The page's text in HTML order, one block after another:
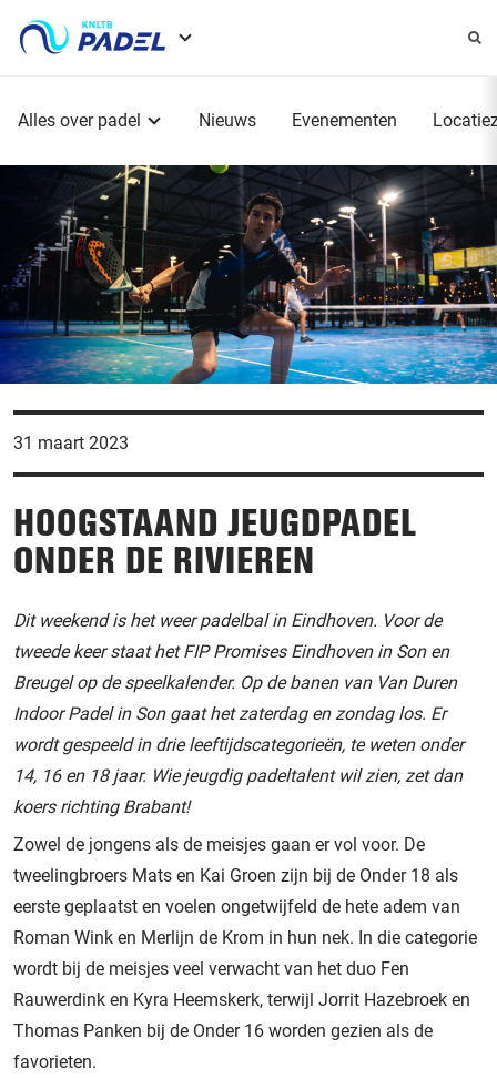
Alles over padel Nieuws Evenementen
31 maart 2023
HOOGSTAAND JEUGDPADEL
ONDER DE RIVIEREN
Dit weekend is het weer padelbal in Eindhoven. Voor de
tweede keer staat het FIP Promises Eindhoven in Son en
Breugel op de speelkalender. Op de banen van Van Duren
Indoor Padel in Son gaat het zaterdag en zondag los. Er
wordt gespeeld in drie leeftijdscategorieën, te weten onder
14, 16 en 18 jaar. Wie jeugdig padeltalent wil zien, zet dan
koers richting Brabant!
Zowel de jongens als de meisjes gaan er vol voor. De
tweelingbroers Mats en Kai Groen zijn bij de Onder 18 als
eerste geplaatst en voelen ongetwijfeld de hete adem van
Roman Wink en Merlijn de Krom in hun nek. In die categorie
wordt bij de meisjes veel verwacht van het duo Fen
Rauwerdink en Kyra Heemskerk, terwijl Jorrit Hazebroek en
Thomas Panken bij de Onder 16 worden gezien als de
favorieten.